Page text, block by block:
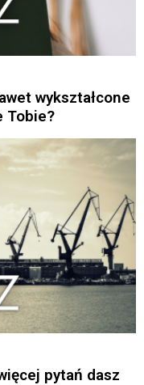
wykształcone
Tobie?
pytań dasz